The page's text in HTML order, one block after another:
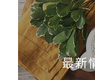
最新